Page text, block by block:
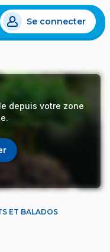
Se connecter
depuis votre zone
ET BALADOS